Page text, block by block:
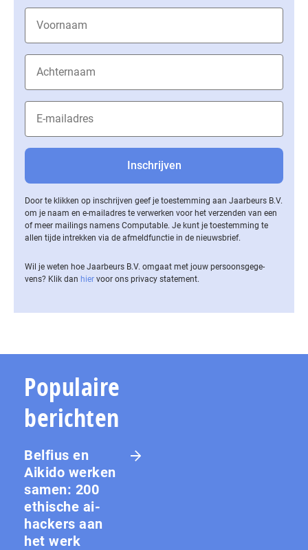
Door te klikken op inschrijven geef je toestemming aan Jaarbeurs B.V.
om je naam en e-mailadres te verwerken voor het verzenden van een
of meer mailings namens Computable. Je kunt je toestemming te
allen tijde intrekken via de af­meld­func­tie in de nieuwsbrief.
Wil je weten hoe Jaarbeurs B.V. omgaat met jouw per­soons­ge­ge­
vens? Klik dan hier voor ons privacy statement.
Populaire
berichten
Belfius en
Aikido werken
samen: 200
ethische ai-
hackers aan
het werk